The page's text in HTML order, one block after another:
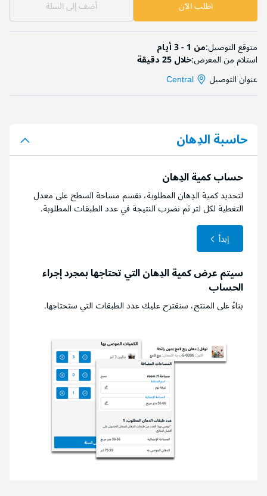
اطلب الآن أضف إلى السلة
متوقع التوصيل:من 1 - 3 أيام
استلام من المعرض:خلال 25 دقيقة
عنوان التوصيل
Central
حاسبة الدِهان
حساب كمية الدِهان
لتحديد كمية الدِهان المطلوبة، نقسم مساحة السطح على معدل
التغطية لكل لتر ثم نضرب النتيجة في عدد الطبقات المطلوبة.
إبدأ
سيتم عرض كمية الدِهان التي تحتاجها بمجرد إجراء
الحساب
بناءً على المنتج، سنقترح عليك عدد الطبقات التي ستحتاجها.